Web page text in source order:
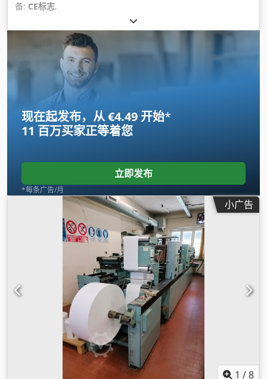
备: CE标志,
现在起发布，从 €4.49 开始*
11 百万买家正等着您
立即发布
*每条广告/月
小广告
1 /8